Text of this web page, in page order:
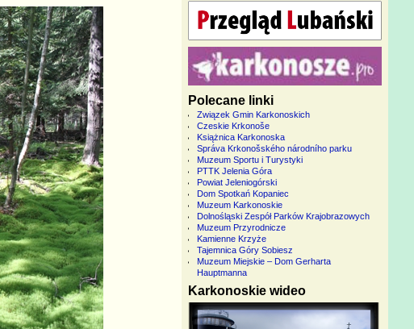
Polecane linki
Związek Gmin Karkonoskich
Czeskie Krkonoše
Książnica Karkonoska
Správa Krkonošského národního parku
Muzeum Sportu i Turystyki
PTTK Jelenia Góra
Powiat Jeleniogórski
Dom Spotkań Kopaniec
Muzeum Karkonoskie
Dolnośląski Zespół Parków Krajobrazowych
Muzeum Przyrodnicze
Kamienne Krzyże
Tajemnica Góry Sobiesz
Muzeum Miejskie – Dom Gerharta
Hauptmanna
Karkonoskie wideo